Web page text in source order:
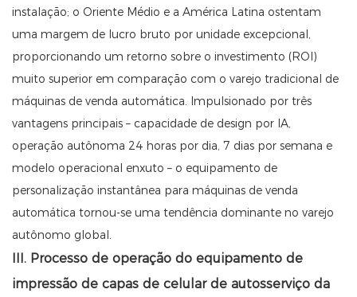
instalação; o Oriente Médio e a América Latina ostentam
uma margem de lucro bruto por unidade excepcional,
proporcionando um retorno sobre o investimento (ROI)
muito superior em comparação com o varejo tradicional de
máquinas de venda automática. Impulsionado por três
vantagens principais – capacidade de design por IA,
operação autônoma 24 horas por dia, 7 dias por semana e
modelo operacional enxuto – o equipamento de
personalização instantânea para máquinas de venda
automática tornou-se uma tendência dominante no varejo
autônomo global.
III. Processo de operação do equipamento de
impressão de capas de celular de autosserviço da